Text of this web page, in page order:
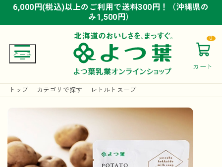
6,000円(税込)以上のご利用で送料300円！（沖縄県の
み1,500円）
6,000円(税込)以上のご利用で送料300円！（沖縄県の
み1,500円）
6,000円(税込)以上のご利用で送料300円！（沖縄県の
み1,500円）
カート
0
トップ カテゴリで探す レトルトスープ